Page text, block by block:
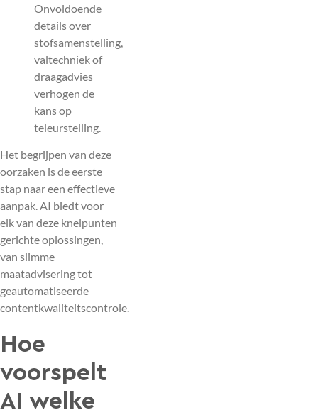
Onvoldoende
details over
stofsamenstelling,
valtechniek of
draagadvies
verhogen de
kans op
teleurstelling.
Het begrijpen van deze
oorzaken is de eerste
stap naar een effectieve
aanpak. AI biedt voor
elk van deze knelpunten
gerichte oplossingen,
van slimme
maatadvisering tot
geautomatiseerde
contentkwaliteitscontrole.
Hoe
voorspelt
AI welke